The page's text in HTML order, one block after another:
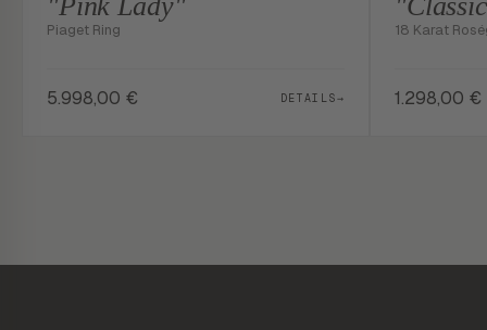
Piaget Ring
5.998,00 € DETAILS→
18 Karat
1.298,00 €